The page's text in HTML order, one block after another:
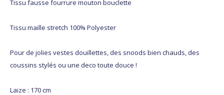
Tissu fausse fourrure mouton bouclette
Tissu maille stretch 100% Polyester
Pour de jolies vestes douillettes, des snoods bien chauds, des
coussins stylés ou une deco toute douce !
Laize : 170 cm